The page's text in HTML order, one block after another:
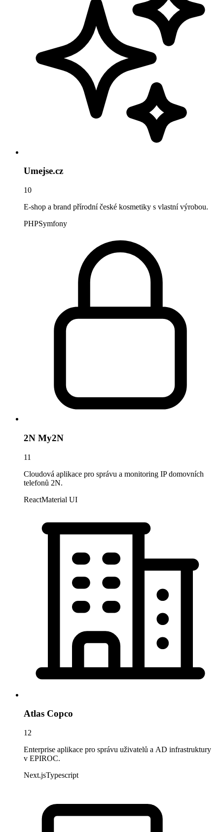
Umejse.cz
10
E-shop a brand přírodní české kosmetiky s vlastní výrobou.
PHPSymfony
2N My2N
11
Cloudová aplikace pro správu a monitoring IP domovních
telefonů 2N.
ReactMaterial UI
Atlas Copco
12
Enterprise aplikace pro správu uživatelů a AD infrastruktury
v EPIROC.
Next.jsTypescript